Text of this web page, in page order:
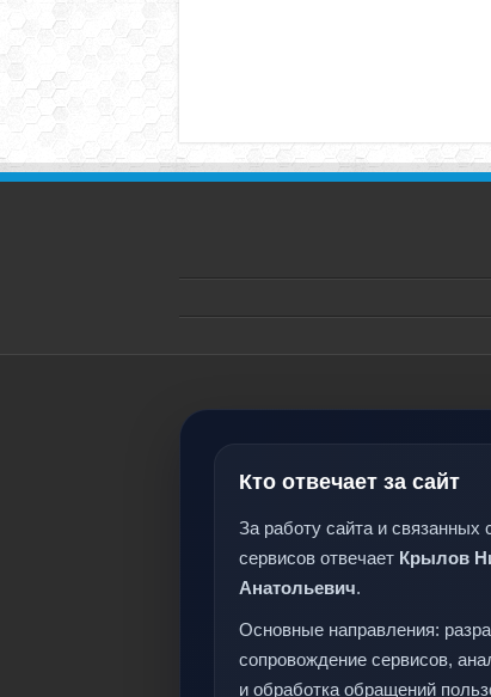
Кто отвечает за сайт
За работу сайта и связанных
сервисов отвечает Крылов
Анатольевич.
Основные направления:
сопровождение сервисов,
и обработка обращений